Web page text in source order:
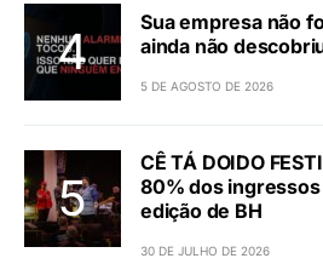
Sua empresa não
ainda não
5 DE AGOSTO DE 2026
CÊ TÁ DOIDO
80% dos
edição de BH
30 DE JULHO DE 2026